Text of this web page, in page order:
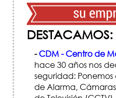
DESTACAMOS:
-CDM - Centro de
hace 30 años nos
seguridad: Ponemos
de Alarma,